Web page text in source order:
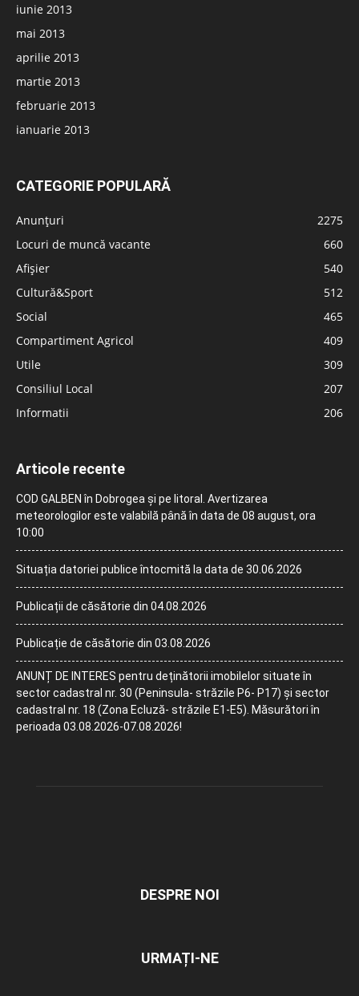
iunie 2013
mai 2013
aprilie 2013
martie 2013
februarie 2013
ianuarie 2013
CATEGORIE POPULARĂ
Anunțuri
2275
Locuri de muncă vacante
660
Afișier
540
Cultură&Sport
512
Social
465
Compartiment Agricol
409
Utile
309
Consiliul Local
207
Informatii
206
Articole recente
COD GALBEN în Dobrogea și pe litoral. Avertizarea
meteorologilor este valabilă până în data de 08 august, ora
10:00
Situația datoriei publice întocmită la data de 30.06.2026
Publicații de căsătorie din 04.08.2026
Publicație de căsătorie din 03.08.2026
ANUNȚ DE INTERES pentru deținătorii imobilelor situate în
sector cadastral nr. 30 (Peninsula- străzile P6- P17) și sector
cadastral nr. 18 (Zona Ecluză- străzile E1-E5). Măsurători în
perioada 03.08.2026-07.08.2026!
DESPRE NOI
URMAȚI-NE